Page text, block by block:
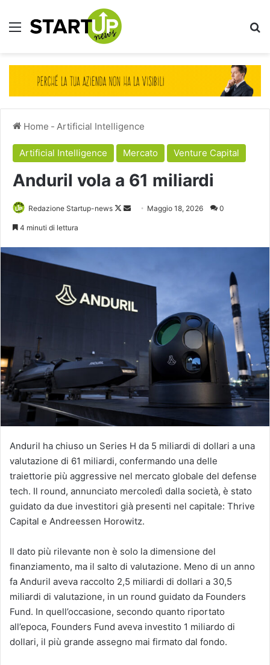
Menu
Home - Artificial Intelligence
Artificial Intelligence Mercato Venture Capital
Anduril vola a 61 miliardi
Redazione Startup-news
Follow
Invia Maggio 18, 2026 0
4 minuti di lettura
Anduril ha chiuso un Series H da 5 miliardi di dollari a una
valutazione di 61 miliardi, confermando una delle
traiettorie più aggressive nel mercato globale del defense
tech. Il round, annunciato mercoledì dalla società, è stato
guidato da due investitori già presenti nel capitale: Thrive
Capital e Andreessen Horowitz.
Il dato più rilevante non è solo la dimensione del
finanziamento, ma il salto di valutazione. Meno di un anno
fa Anduril aveva raccolto 2,5 miliardi di dollari a 30,5
miliardi di valutazione, in un round guidato da Founders
Fund. In quell’occasione, secondo quanto riportato
all’epoca, Founders Fund aveva investito 1 miliardo di
dollari, il più grande assegno mai firmato dal fondo.